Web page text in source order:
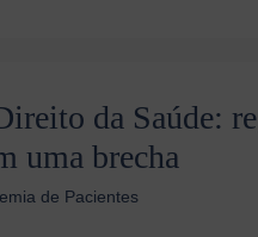
da Saúde:
uma brecha
de Pacientes